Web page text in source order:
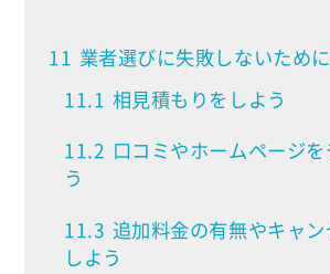
11 業者選びに失敗しないため
11.1 相見積もりをしよう
11.2 口コミやホームページ
う
11.3 追加料金の有無やキャ
しよう